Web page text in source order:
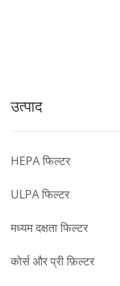
उत्पाद
HEPA फिल्टर
ULPA फिल्टर
मध्यम दक्षता फिल्टर
कोर्स और प्री फ़िल्टर